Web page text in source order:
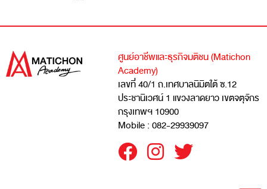
ศูนย์อาชีพและธุรกิจมติชน (Matichon
Academy)
เลขที่ 40/1 ถ.เทศบาลนิมิตใต้ ซ.12
ประชานิเวศน์ 1 แขวงลาดยาว เขตจตุจักร
กรุงเทพฯ 10900
Mobile : 082-29939097